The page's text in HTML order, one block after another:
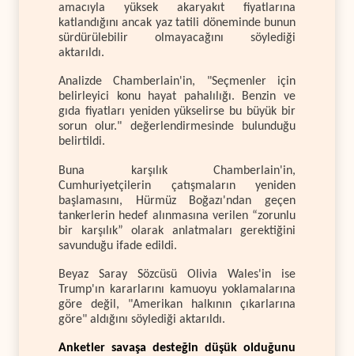
amacıyla yüksek akaryakıt fiyatlarına
katlandığını ancak yaz tatili döneminde bunun
sürdürülebilir olmayacağını söylediği
aktarıldı.
Analizde Chamberlain'in, "Seçmenler için
belirleyici konu hayat pahalılığı. Benzin ve
gıda fiyatları yeniden yükselirse bu büyük bir
sorun olur." değerlendirmesinde bulunduğu
belirtildi.
Buna karşılık Chamberlain'in,
Cumhuriyetçilerin çatışmaların yeniden
başlamasını, Hürmüz Boğazı'ndan geçen
tankerlerin hedef alınmasına verilen “zorunlu
bir karşılık” olarak anlatmaları gerektiğini
savunduğu ifade edildi.
Beyaz Saray Sözcüsü Olivia Wales'in ise
Trump'ın kararlarını kamuoyu yoklamalarına
göre değil, "Amerikan halkının çıkarlarına
göre" aldığını söylediği aktarıldı.
Anketler savaşa desteğin düşük olduğunu